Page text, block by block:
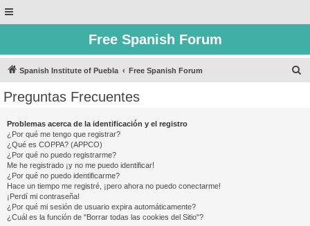
Free Spanish Forum
Spanish Institute of Puebla Free Spanish Forum
Preguntas Frecuentes
Problemas acerca de la identificación y el registro
¿Por qué me tengo que registrar?
¿Qué es COPPA? (APPCO)
¿Por qué no puedo registrarme?
Me he registrado ¡y no me puedo identificar!
¿Por qué no puedo identificarme?
Hace un tiempo me registré, ¡pero ahora no puedo conectarme!
¡Perdí mi contraseña!
¿Por qué mi sesión de usuario expira automáticamente?
¿Cuál es la función de "Borrar todas las cookies del Sitio"?